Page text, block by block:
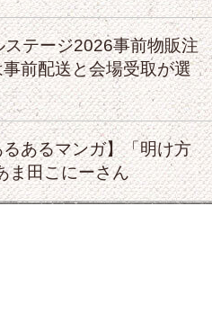
テージ2026事前物販注
前配送と会場受取が選
あるマンガ】「明け方
ま田こにーさん